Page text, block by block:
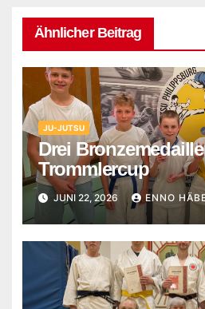
Ähnlicher Beitrag
JU-JUTSU
Drei
Trommlercup
JUNI 22, 2026 ENNO